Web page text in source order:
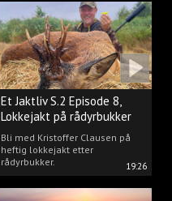
19:26
Et Jaktliv S.2 Episode 8,
Lokkejakt på rådyrbukker
2023 nr. 1
Bli med Kristoffer Clausen på
heftig lokkejakt etter
rådyrbukker.